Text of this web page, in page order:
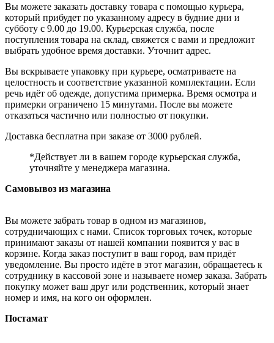
Вы можете заказать доставку товара с помощью курьера,
который прибудет по указанному адресу в будние дни и
субботу с 9.00 до 19.00. Курьерская служба, после
поступления товара на склад, свяжется с вами и предложит
выбрать удобное время доставки. Уточнит адрес.
Вы вскрываете упаковку при курьере, осматриваете на
целостность и соответствие указанной комплектации. Если
речь идёт об одежде, допустима примерка. Время осмотра и
примерки ограничено 15 минутами. После вы можете
отказаться частично или полностью от покупки.
Доставка бесплатна при заказе от 3000 рублей.
*Действует ли в вашем городе курьерская служба,
уточняйте у менеджера магазина.
Самовывоз из магазина
Вы можете забрать товар в одном из магазинов,
сотрудничающих с нами. Список торговых точек, которые
принимают заказы от нашей компании появится у вас в
корзине. Когда заказ поступит в ваш город, вам придёт
уведомление. Вы просто идёте в этот магазин, обращаетесь к
сотруднику в кассовой зоне и называете номер заказа. Забрать
покупку может ваш друг или родственник, который знает
номер и имя, на кого он оформлен.
Постамат